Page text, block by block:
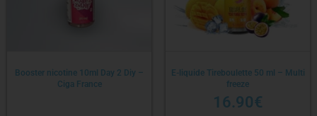
Booster nicotine 10ml Day 2 Diy –
Ciga France
E-liquide Tireboulette 50 ml – Multi
freeze
16.90€